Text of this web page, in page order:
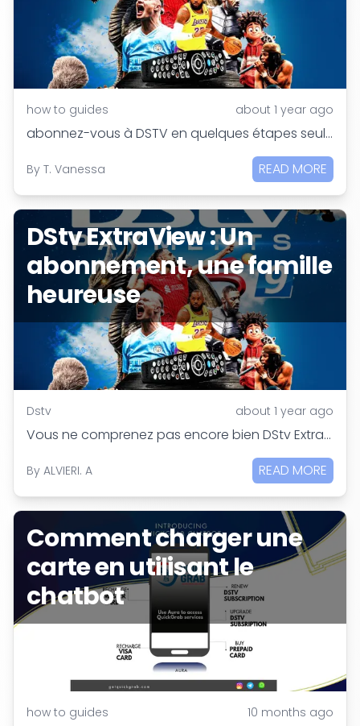
how to guides about 1 year ago
abonnez-vous à DSTV en quelques étapes seulement
By T. Vanessa READ MORE
DStv ExtraView : Un
abonnement, une famille
heureuse
Dstv about 1 year ago
Vous ne comprenez pas encore bien DStv ExtraView ? Découvrez comment un seul abonnement peut connecter plusieurs téléviseurs en même temps grâce à l’option ExtraView. Plus de confort pour toute la famille avec DSTV.
By ALVIERI. A READ MORE
Comment charger une
carte en utilisant le
chatbot
how to guides 10 months ago